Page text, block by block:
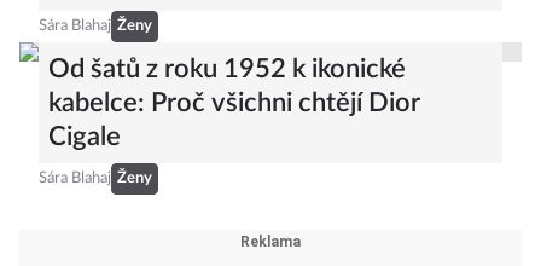
Sára Blahaj Ženy
Od šatů z roku 1952 k ikonické
kabelce: Proč všichni chtějí Dior
Cigale
Sára Blahaj Ženy